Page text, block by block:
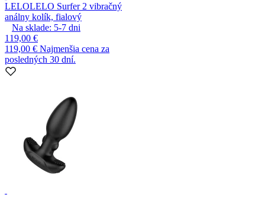
LELOLELO Surfer 2 vibračný
análny kolík, fialový
Na sklade: 5-7 dni
119,00 €
119,00 € Najmenšia cena za
posledných 30 dní.